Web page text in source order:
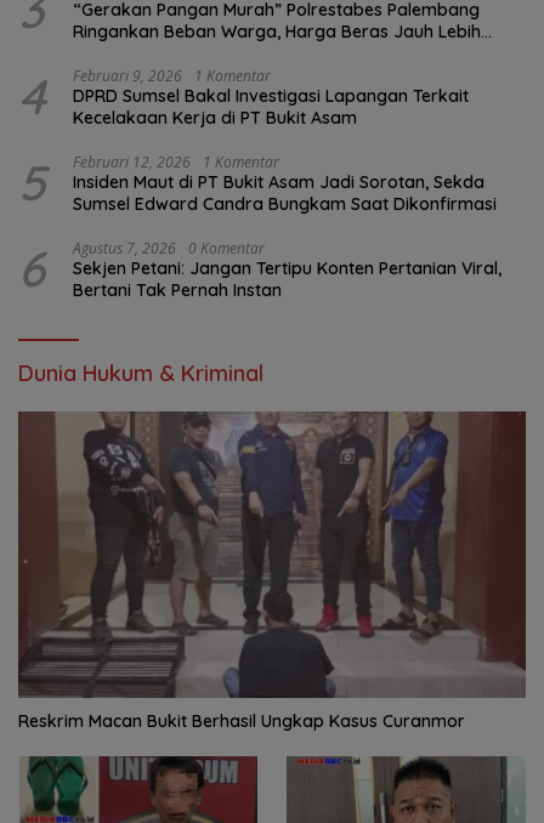
“Gerakan Pangan Murah” Polrestabes Palembang
Ringankan Beban Warga, Harga Beras Jauh Lebih
4 Februari 9, 2026 1 Komentar
DPRD Sumsel Bakal Investigasi Lapangan Terkait
Kecelakaan Kerja di PT Bukit Asam
5 Februari 12, 2026 1 Komentar
Insiden Maut di PT Bukit Asam Jadi Sorotan, Sekda
Sumsel Edward Candra Bungkam Saat Dikonfirmasi
6 Agustus 7, 2026 0 Komentar
Sekjen Petani: Jangan Tertipu Konten Pertanian Viral,
Bertani Tak Pernah Instan
Dunia Hukum & Kriminal
Reskrim Macan Bukit Berhasil Ungkap Kasus Curanmor